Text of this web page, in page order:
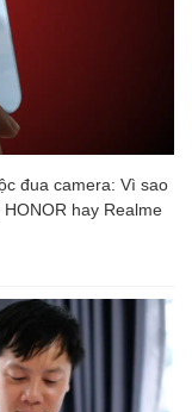
đua camera: Vì sao
hay Realme